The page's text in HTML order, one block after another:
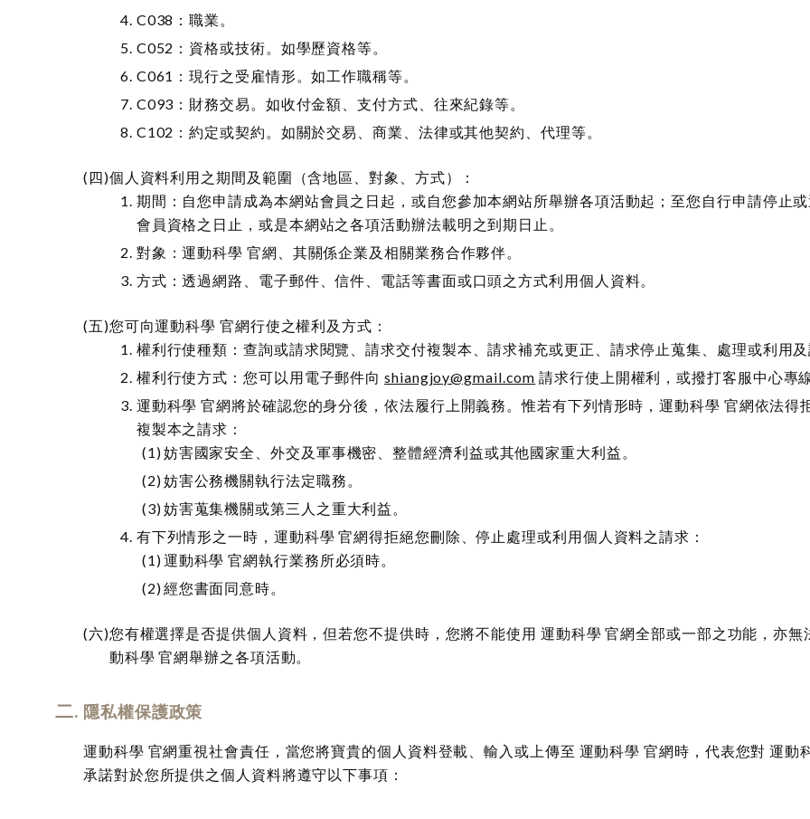
C038：職業。
C052：資格或技術。如學歷資格等。
C061：現行之受雇情形。如工作職稱等。
C093：財務交易。如收付金額、支付方式、往來紀錄等。
C102：約定或契約。如關於交易、商業、法律或其他契約、代理等。
個人資料利用之期間及範圍（含地區、對象、方式）：
期間：自您申請成為本網站會員之日起，或自您參加本網站所舉辦各項活動起；至您自行申請停止
會員資格之日止，或是本網站之各項活動辦法載明之到期日止。
對象：運動科學 官網、其關係企業及相關業務合作夥伴。
方式：透過網路、電子郵件、信件、電話等書面或口頭之方式利用個人資料。
您可向運動科學 官網行使之權利及方式：
權利行使種類：查詢或請求閱覽、請求交付複製本、請求補充或更正、請求停止蒐集、處理或利用及
權利行使方式：您可以用電子郵件向shiangjoy@gmail.com 請求行使上開權利，或撥打客服中心專
運動科學 官網將於確認您的身分後，依法履行上開義務。惟若有下列情形時，運動科學 官網依法得
複製本之請求：
妨害國家安全、外交及軍事機密、整體經濟利益或其他國家重大利益。
妨害公務機關執行法定職務。
妨害蒐集機關或第三人之重大利益。
有下列情形之一時，運動科學 官網得拒絕您刪除、停止處理或利用個人資料之請求：
運動科學 官網執行業務所必須時。
經您書面同意時。
您有權選擇是否提供個人資料，但若您不提供時，您將不能使用 運動科學 官網全部或一部之功能，亦無
動科學 官網舉辦之各項活動。
隱私權保護政策
運動科學 官網重視社會責任，當您將寶貴的個人資料登載、輸入或上傳至 運動科學 官網時，代表您對 運動
承諾對於您所提供之個人資料將遵守以下事項：